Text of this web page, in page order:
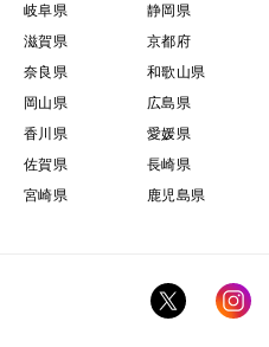
岐阜県
静岡県
滋賀県
京都府
奈良県
和歌山県
岡山県
広島県
香川県
愛媛県
佐賀県
長崎県
宮崎県
鹿児島県